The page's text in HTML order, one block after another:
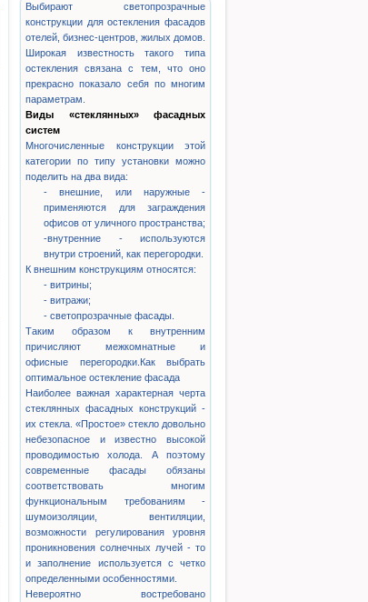
Выбирают светопрозрачные
конструкции для остекления фасадов
отелей, бизнес-центров, жилых домов.
Широкая известность такого типа
остекления связана с тем, что оно
прекрасно показало себя по многим
параметрам.
Виды «стеклянных» фасадных
систем
Многочисленные конструкции этой
категории по типу установки можно
поделить на два вида:
- внешние, или наружные -
применяются для заграждения
офисов от уличного пространства;
-внутренние - используются
внутри строений, как перегородки.
К внешним конструкциям относятся:
- витрины;
- витражи;
- светопрозрачные фасады.
Таким образом к внутренним
причисляют межкомнатные и
офисные перегородки.Как выбрать
оптимальное остекление фасада
Наиболее важная характерная черта
стеклянных фасадных конструкций -
их стекла. «Простое» стекло довольно
небезопасное и известно высокой
проводимостью холода. А поэтому
современные фасады обязаны
соответствовать многим
функциональным требованиям -
шумоизоляции, вентиляции,
возможности регулирования уровня
проникновения солнечных лучей - то
и заполнение используется с четко
определенными особенностями.
Невероятно востребовано